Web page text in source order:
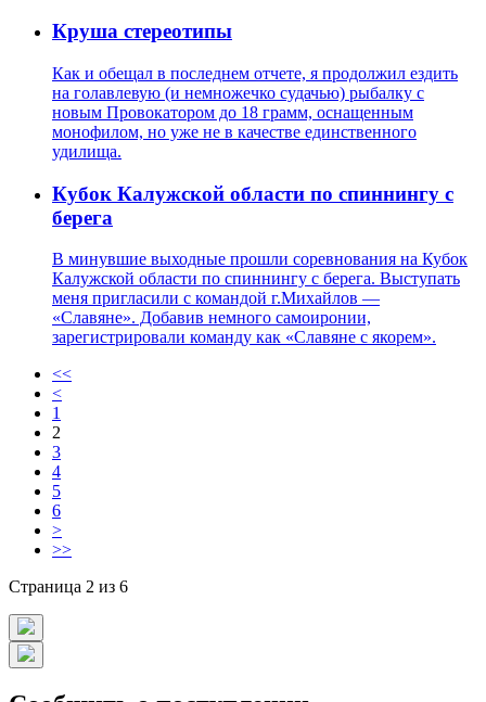
Круша стереотипы
Как и обещал в последнем отчете, я продолжил ездить
на голавлевую (и немножечко судачью) рыбалку с
новым Провокатором до 18 грамм, оснащенным
монофилом, но уже не в качестве единственного
удилища.
Кубок Калужской области по спиннингу с
берега
В минувшие выходные прошли соревнования на Кубок
Калужской области по спиннингу с берега. Выступать
меня пригласили с командой г.Михайлов —
«Славяне». Добавив немного самоиронии,
зарегистрировали команду как «Славяне с якорем».
<<
<
1
2
3
4
5
6
>
>>
Страница 2 из 6